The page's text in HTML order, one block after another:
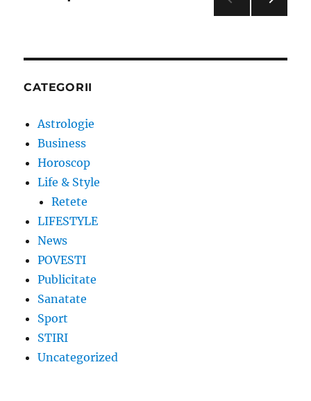
CATEGORII
Astrologie
Business
Horoscop
Life & Style
Retete
LIFESTYLE
News
POVESTI
Publicitate
Sanatate
Sport
STIRI
Uncategorized